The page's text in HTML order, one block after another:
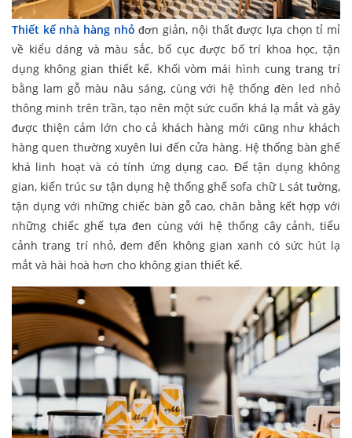
Thiết kế nhà hàng nhỏ đơn giản, nội thất được lựa chọn tỉ mỉ
về kiểu dáng và màu sắc, bố cục được bố trí khoa học, tận
dụng không gian thiết kế. Khối vòm mái hình cung trang trí
bằng lam gỗ màu nâu sáng, cùng với hệ thống đèn led nhỏ
thông minh trên trần, tạo nên một sức cuốn khá lạ mắt và gây
được thiện cảm lớn cho cả khách hàng mới cũng như khách
hàng quen thường xuyên lui đến cửa hàng. Hệ thống bàn ghế
khá linh hoạt và có tính ứng dụng cao. Để tận dụng không
gian, kiến trúc sư tận dụng hệ thống ghế sofa chữ L sát tường,
tận dụng với những chiếc bàn gỗ cao, chân bằng kết hợp với
những chiếc ghế tựa đen cùng với hệ thống cây cảnh, tiểu
cảnh trang trí nhỏ, đem đến không gian xanh có sức hút lạ
mắt và hài hoà hơn cho không gian thiết kế.